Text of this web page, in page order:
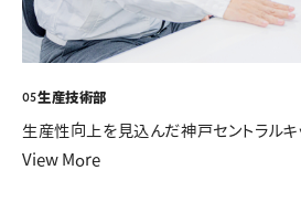
05生産技術部
生産性向上を見込んだ神戸セントラルキ
View More